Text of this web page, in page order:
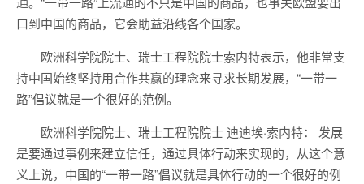
口到中国的商品，它会助益沿线各个国家。
欧洲科学院院士、瑞士工程院院士索内特表示，他非常支
持中国始终坚持用合作共赢的理念来寻求长期发展，“一带一
路”倡议就是一个很好的范例。
欧洲科学院院士、瑞士工程院院士 迪迪埃·索内特： 发展
是要通过事例来建立信任，通过具体行动来实现的，从这个意
义上说，中国的“一带一路”倡议就是具体行动的一个很好的例